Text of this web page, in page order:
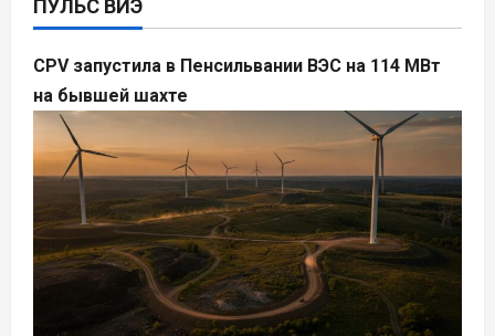
ПУЛЬС ВИЭ
CPV запустила в Пенсильвании ВЭС на 114 МВт
на бывшей шахте